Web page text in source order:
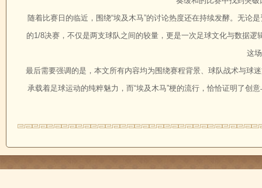
随着比赛日的临近，围绕“埃及木马”的讨论热度还在持续发酵。无论
的1/8决赛，不仅是两支球队之间的较量，更是一次足球文化与数据
这
最后需要强调的是，本文所有内容均为围绕赛程背景、球队战术与球
承载着足球运动的纯粹魅力，而“埃及木马”梗的流行，恰恰证明了创